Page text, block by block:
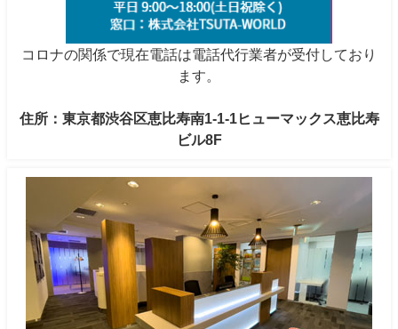
コロナの関係で現在電話は電話代行業者が受付しており
ます。
住所：東京都渋谷区恵比寿南1-1-1ヒューマックス恵比寿
ビル8F